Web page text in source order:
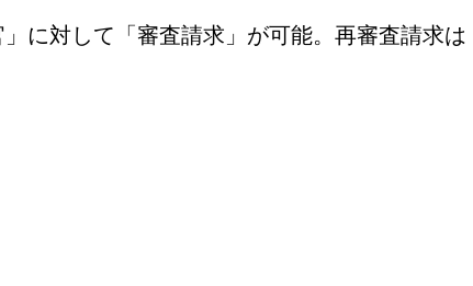
に対して「審査請求」が可能。再審査請求は